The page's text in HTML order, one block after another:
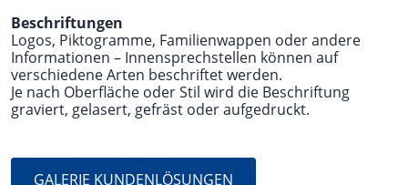
Beschriftungen
Logos, Piktogramme, Familienwappen oder andere
Informationen – Innensprechstellen können auf
verschiedene Arten beschriftet werden.
Je nach Oberfläche oder Stil wird die Beschriftung
graviert, gelasert, gefräst oder aufgedruckt.
GALERIE KUNDENLÖSUNGEN